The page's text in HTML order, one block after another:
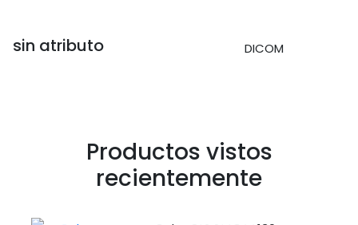
sin atributo DICOM
Productos vistos
recientemente